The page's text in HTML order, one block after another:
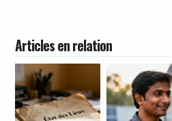
Articles en relation